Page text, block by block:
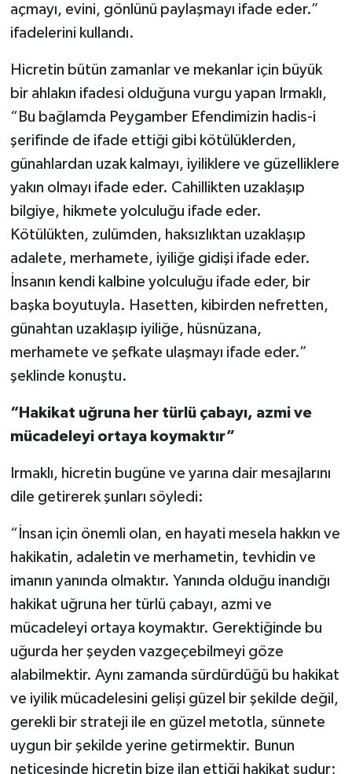
açmayı, evini, gönlünü paylaşmayı ifade eder.”
ifadelerini kullandı.
Hicretin bütün zamanlar ve mekanlar için büyük
bir ahlakın ifadesi olduğuna vurgu yapan Irmaklı,
“Bu bağlamda Peygamber Efendimizin hadis-i
şerifinde de ifade ettiği gibi kötülüklerden,
günahlardan uzak kalmayı, iyiliklere ve güzelliklere
yakın olmayı ifade eder. Cahillikten uzaklaşıp
bilgiye, hikmete yolculuğu ifade eder.
Kötülükten, zulümden, haksızlıktan uzaklaşıp
adalete, merhamete, iyiliğe gidişi ifade eder.
İnsanın kendi kalbine yolculuğu ifade eder, bir
başka boyutuyla. Hasetten, kibirden nefretten,
günahtan uzaklaşıp iyiliğe, hüsnüzana,
merhamete ve şefkate ulaşmayı ifade eder.”
şeklinde konuştu.
“Hakikat uğruna her türlü çabayı, azmi ve
mücadeleyi ortaya koymaktır”
Irmaklı, hicretin bugüne ve yarına dair mesajlarını
dile getirerek şunları söyledi:
“İnsan için önemli olan, en hayati mesela hakkın ve
hakikatin, adaletin ve merhametin, tevhidin ve
imanın yanında olmaktır. Yanında olduğu inandığı
hakikat uğruna her türlü çabayı, azmi ve
mücadeleyi ortaya koymaktır. Gerektiğinde bu
uğurda her şeyden vazgeçebilmeyi göze
alabilmektir. Aynı zamanda sürdürdüğü bu hakikat
ve iyilik mücadelesini gelişi güzel bir şekilde değil,
gerekli bir strateji ile en güzel metotla, sünnete
uygun bir şekilde yerine getirmektir. Bunun
neticesinde hicretin bize ilan ettiği hakikat şudur;
Kırşehir Müftülüğü
Kocaeli Müftülüğü
Konya Müftülüğü
Kütahya Müftülüğü
Malatya Müftülüğü
Manisa Müftülüğü
Mardin Müftülüğü
Mersin Müftülüğü
Muş Müftülüğü
Nevşehir Müftülüğü
Ordu Müftülüğü
Osmaniye Müftülüğü
Rize Müftülüğü
Sakarya Müftülüğü
Samsun Müftülüğü
Siirt Müftülüğü
Sinop Müftülüğü